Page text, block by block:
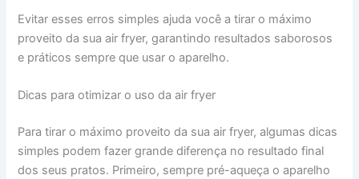
Evitar esses erros simples ajuda você a tirar o máximo
proveito da sua air fryer, garantindo resultados saborosos
e práticos sempre que usar o aparelho.
Dicas para otimizar o uso da air fryer
Para tirar o máximo proveito da sua air fryer, algumas dicas
simples podem fazer grande diferença no resultado final
dos seus pratos. Primeiro, sempre pré-aqueça o aparelho